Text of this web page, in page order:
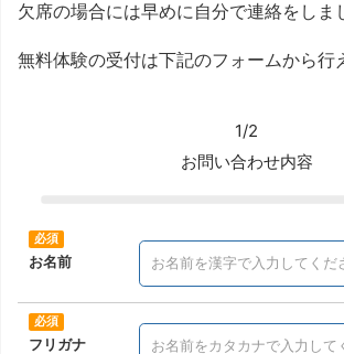
欠席の場合には早めに自分で連絡をしま
無料体験の受付は下記のフォームから行
1/2
お問い合わせ内容
お名前
フリガナ